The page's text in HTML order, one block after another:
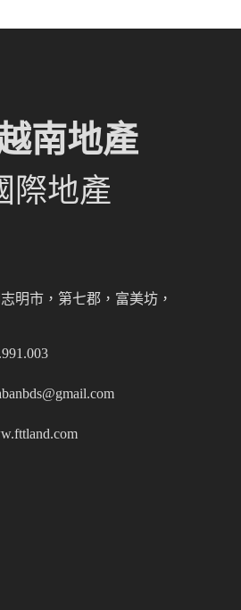
南地產
際地產
明市，第七郡，富美坊，